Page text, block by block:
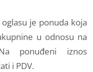
je ponuda koja
u odnosu na
ponuđeni iznos
i PDV.